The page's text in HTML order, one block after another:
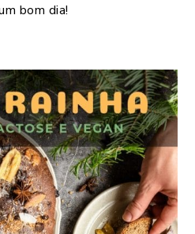
bom dia!